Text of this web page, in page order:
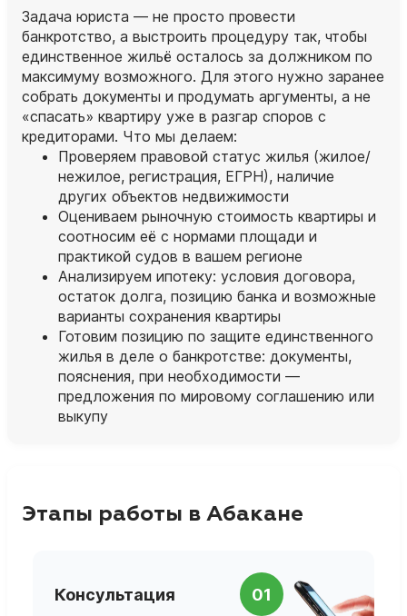
Задача юриста — не просто провести
банкротство, а выстроить процедуру так, чтобы
единственное жильё осталось за должником по
максимуму возможного. Для этого нужно заранее
собрать документы и продумать аргументы, а не
«спасать» квартиру уже в разгар споров с
кредиторами. Что мы делаем:
Проверяем правовой статус жилья (жилое/
нежилое, регистрация, ЕГРН), наличие
других объектов недвижимости
Оцениваем рыночную стоимость квартиры и
соотносим её с нормами площади и
практикой судов в вашем регионе
Анализируем ипотеку: условия договора,
остаток долга, позицию банка и возможные
варианты сохранения квартиры
Готовим позицию по защите единственного
жилья в деле о банкротстве: документы,
пояснения, при необходимости —
предложения по мировому соглашению или
выкупу
Этапы работы в Абакане
Консультация 01